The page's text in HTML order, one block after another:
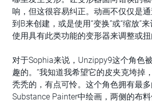
响，但这很容易纠正。动画不仅仅是
到B来创建，或是使用“变换”或“缩放”
使用具有此类功能的变形器来调整或
对于Sophia来说，Unzippy9这个角色
趣的。“我知道我希望它的皮夹克垮掉
秃秃的，有点可怜。这个角色拥有最
Substance Painter中绘画，两侧的布